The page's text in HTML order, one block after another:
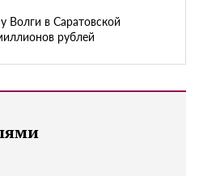
Волги в Саратовской
рублей